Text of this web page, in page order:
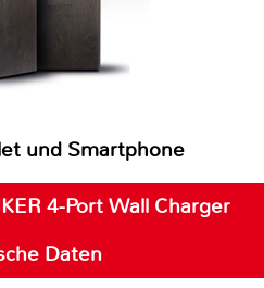
und Smartphone
4-Port Wall Charger
Daten